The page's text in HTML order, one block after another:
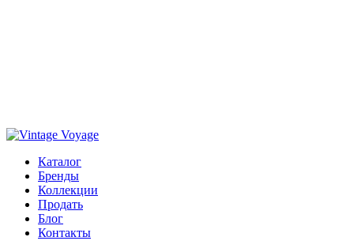
Каталог
Бренды
Коллекции
Продать
Блог
Контакты